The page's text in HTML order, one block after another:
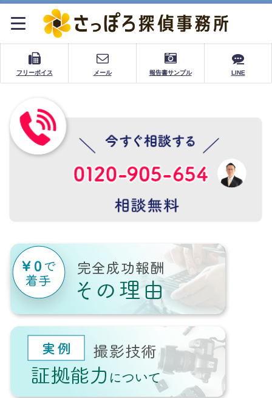
フリーボイス メール 報告書サンプル LINE